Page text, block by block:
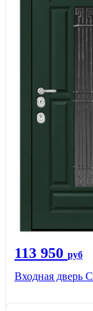
113 950 руб
Входная дверь